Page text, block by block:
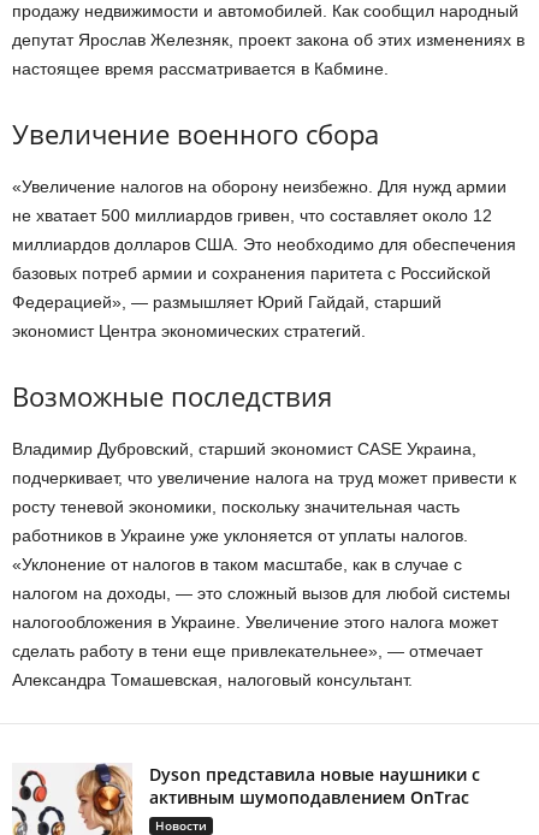
продажу недвижимости и автомобилей. Как сообщил народный
депутат Ярослав Железняк, проект закона об этих изменениях в
настоящее время рассматривается в Кабмине.
Увеличение военного сбора
«Увеличение налогов на оборону неизбежно. Для нужд армии
не хватает 500 миллиардов гривен, что составляет около 12
миллиардов долларов США. Это необходимо для обеспечения
базовых потреб армии и сохранения паритета с Российской
Федерацией», — размышляет Юрий Гайдай, старший
экономист Центра экономических стратегий.
Возможные последствия
Владимир Дубровский, старший экономист CASE Украина,
подчеркивает, что увеличение налога на труд может привести к
росту теневой экономики, поскольку значительная часть
работников в Украине уже уклоняется от уплаты налогов.
«Уклонение от налогов в таком масштабе, как в случае с
налогом на доходы, — это сложный вызов для любой системы
налогообложения в Украине. Увеличение этого налога может
сделать работу в тени еще привлекательнее», — отмечает
Александра Томашевская, налоговый консультант.
Dyson представила новые наушники с
активным шумоподавлением OnTrac
Новости